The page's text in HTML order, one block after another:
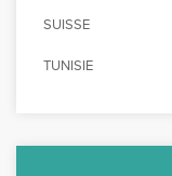
SUISSE
TUNISIE